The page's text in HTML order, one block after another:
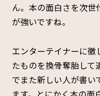
ん。本の面白さを次世
が強いですね。
エンターテイナーに徹
たものを換骨奪胎して
でまた新しい人が書い